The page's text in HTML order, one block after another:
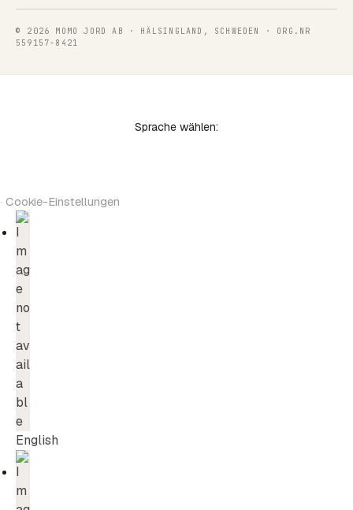
© 2026 MOMO JORD AB · HÄLSINGLAND, SCHWEDEN · ORG.NR
559157-8421
Sprache wählen:
· Cookie-Einstellungen
English